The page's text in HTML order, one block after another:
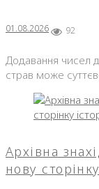
01.08.2026 92
Додавання чисел
страв може
Архівна
нову